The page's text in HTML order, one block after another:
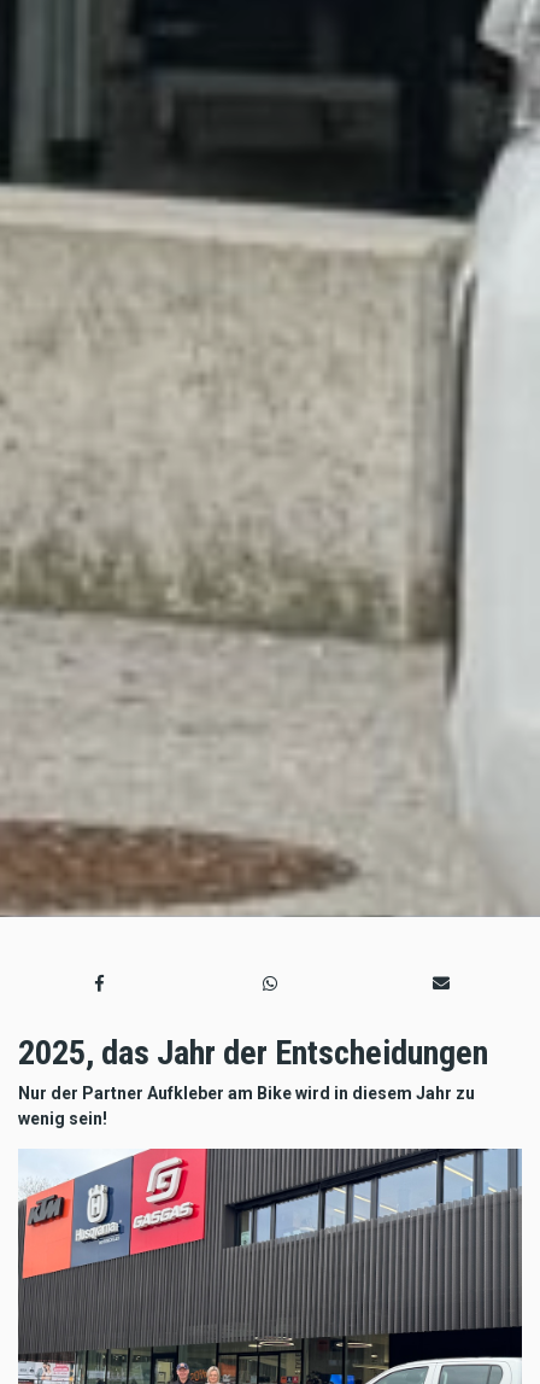
2025, das Jahr der Entscheidungen
Nur der Partner Aufkleber am Bike wird in diesem Jahr zu
wenig sein!